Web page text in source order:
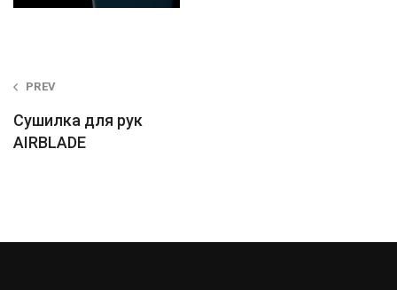
Post
navigation
PREV
Сушилка для рук
AIRBLADE